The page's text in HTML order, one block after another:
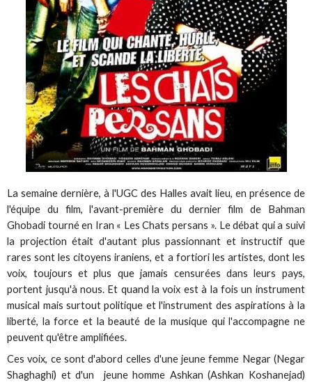
La semaine dernière, à l'UGC des Halles avait lieu, en présence de
l'équipe du film, l'avant-première du dernier film de Bahman
Ghobadi tourné en Iran « Les Chats persans ». Le débat qui a suivi
la projection était d'autant plus passionnant et instructif que
rares sont les citoyens iraniens, et a fortiori les artistes, dont les
voix, toujours et plus que jamais censurées dans leurs pays,
portent jusqu'à nous. Et quand la voix est à la fois un instrument
musical mais surtout politique et l'instrument des aspirations à la
liberté, la force et la beauté de la musique qui l'accompagne ne
peuvent qu'être amplifiées.
Ces voix, ce sont d'abord celles d'une jeune femme Negar (Negar
Shaghaghi) et d'un jeune homme Ashkan (Ashkan Koshanejad)